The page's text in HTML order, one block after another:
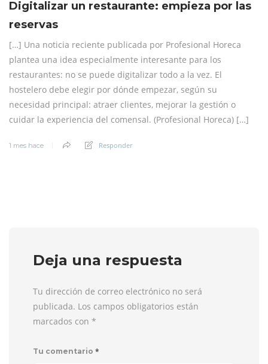
Digitalizar un restaurante: empieza por las
reservas
[…] Una noticia reciente publicada por Profesional Horeca
plantea una idea especialmente interesante para los
restaurantes: no se puede digitalizar todo a la vez. El
hostelero debe elegir por dónde empezar, según su
necesidad principal: atraer clientes, mejorar la gestión o
cuidar la experiencia del comensal. (Profesional Horeca⁠) […]
1 mes hace Responder
Deja una respuesta
Tu dirección de correo electrónico no será
publicada. Los campos obligatorios están
marcados con *
Tu comentario *